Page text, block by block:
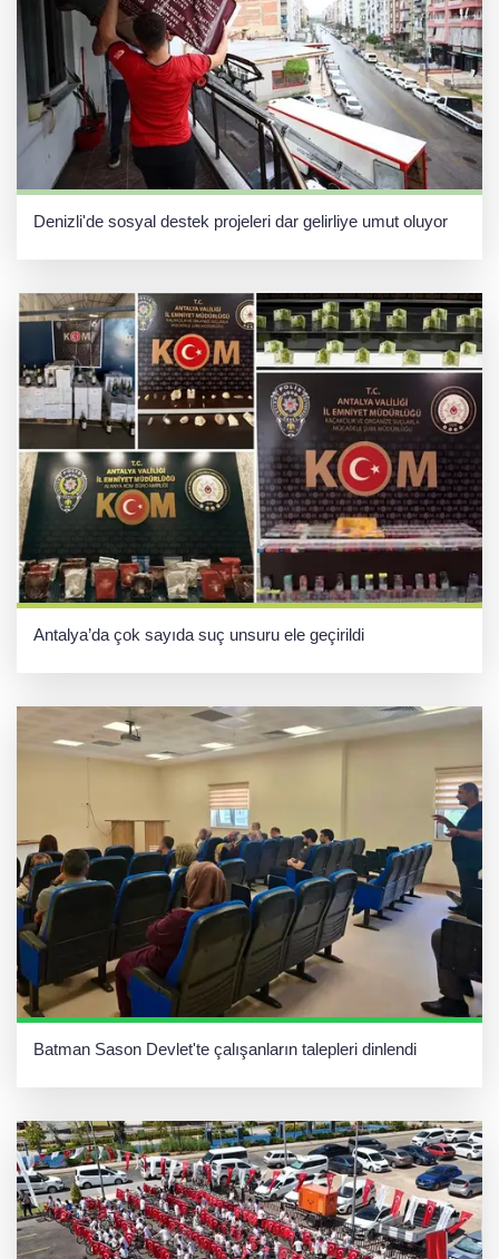
Denizli'de sosyal destek projeleri dar gelirliye umut oluyor
Antalya’da çok sayıda suç unsuru ele geçirildi
Batman Sason Devlet'te çalışanların talepleri dinlendi